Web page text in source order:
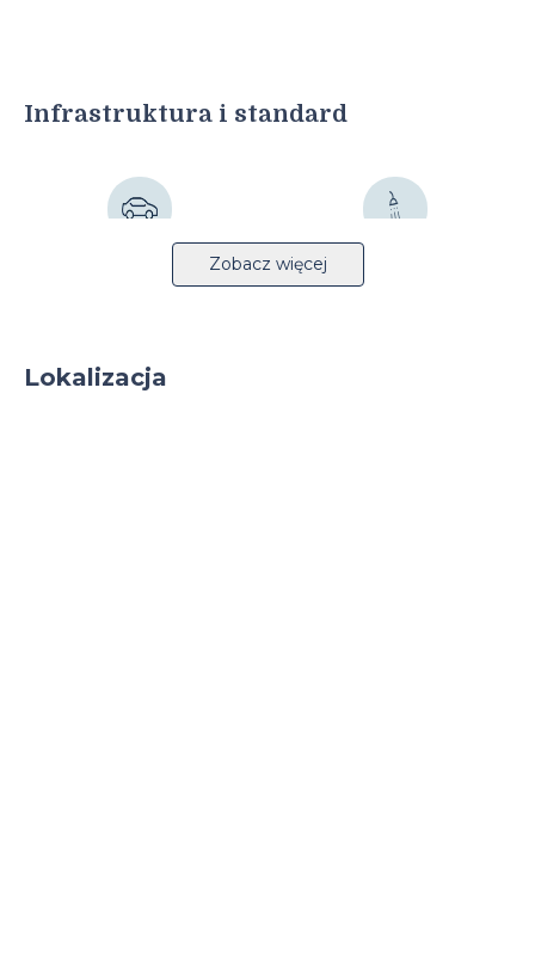
Infrastruktura i standard
Autostrada 3km Tryskacze
Monitoring
Zobacz więcej
Lokalizacja